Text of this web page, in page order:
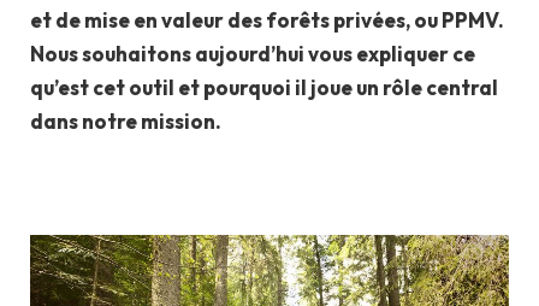
et de mise en valeur des forêts privées, ou PPMV.
Nous souhaitons aujourd’hui vous expliquer ce
qu’est cet outil et pourquoi il joue un rôle central
dans notre mission.